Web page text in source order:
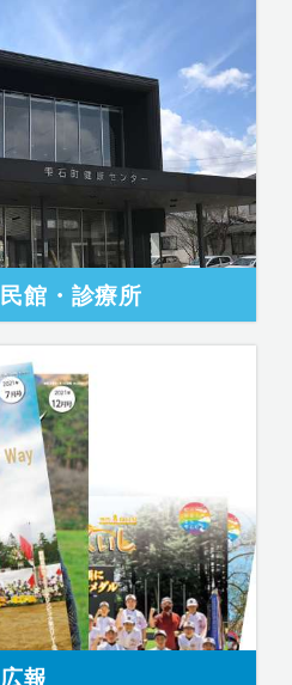
館・診療所
広報